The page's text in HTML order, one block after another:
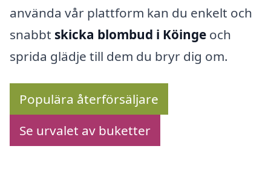
använda vår plattform kan du enkelt och
snabbt skicka blombud i Köinge och
sprida glädje till dem du bryr dig om.
Populära återförsäljare
Se urvalet av buketter